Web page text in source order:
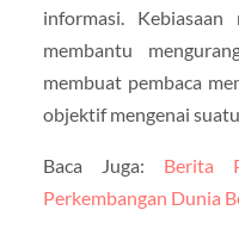
informasi. Kebiasaan
membantu
membuat pembaca
objektif mengenai
Baca Juga: Berita
Perkembangan Dunia